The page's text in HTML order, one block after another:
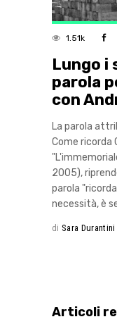
1.51k
Lungo i
parola
con
La parola
Come ricorda
2005),
parola
necessità, è
di Sara Durantini
Articoli